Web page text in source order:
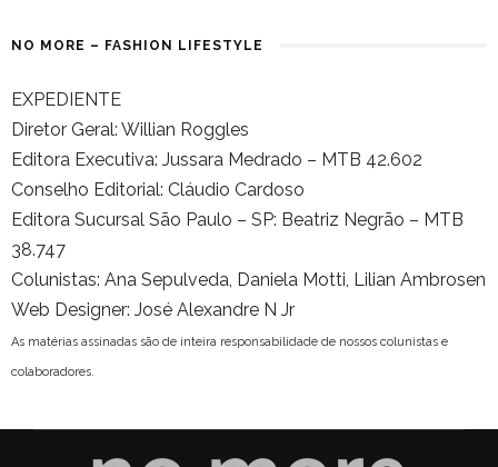
NO MORE – FASHION LIFESTYLE
EXPEDIENTE
Diretor Geral: Willian Roggles
Editora Executiva: Jussara Medrado – MTB 42.602
Conselho Editorial: Cláudio Cardoso
Editora Sucursal São Paulo – SP: Beatriz Negrão – MTB
38.747
Colunistas: Ana Sepulveda, Daniela Motti, Lilian Ambrosen
Web Designer: José Alexandre N Jr
As matérias assinadas são de inteira responsabilidade de nossos colunistas e
colaboradores.